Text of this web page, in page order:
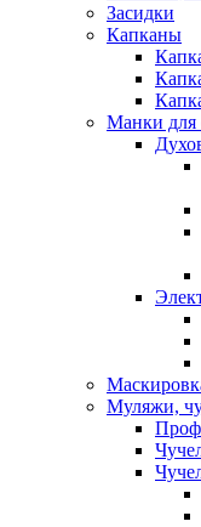
Засидки
Капканы
Манки для
Муляжи,